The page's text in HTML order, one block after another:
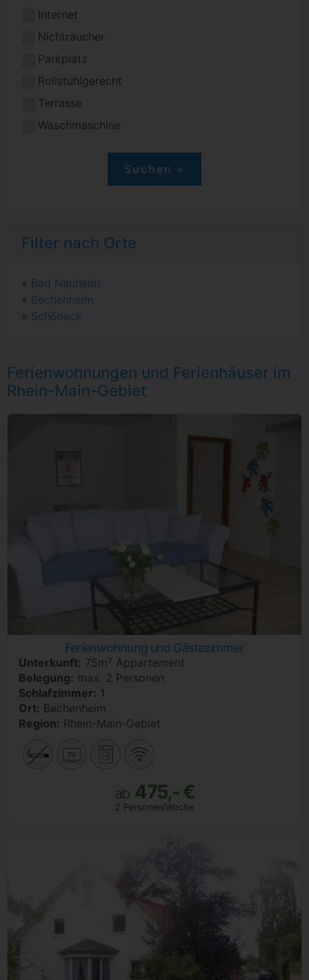
Internet
Nichtraucher
Parkplatz
Rollstuhlgerecht
Terrasse
Waschmaschine
Filter nach Orte
» Bad Nauheim
» Bechenheim
» Schöneck
Ferienwohnungen und Ferienhäuser im
Rhein-Main-Gebiet
Ferienwohnung und Gästezimmer
Unterkunft: 75m² Appartement
Belegung: max. 2 Personen
Schlafzimmer: 1
Ort: Bechenheim
Region: Rhein-Main-Gebiet
ab 475,- €
2 Personen/Woche